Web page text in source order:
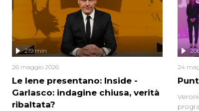
Le Iene presentano: Inside -
Garlasco: indagine chiusa, verità
ribaltata?
219 min
26 maggio 2026 24